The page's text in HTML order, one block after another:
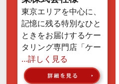
東京エリアを中心に、
記憶に残る特別なひと
ときをお届けするケー
タリング専門店「ケー
…詳しく見る